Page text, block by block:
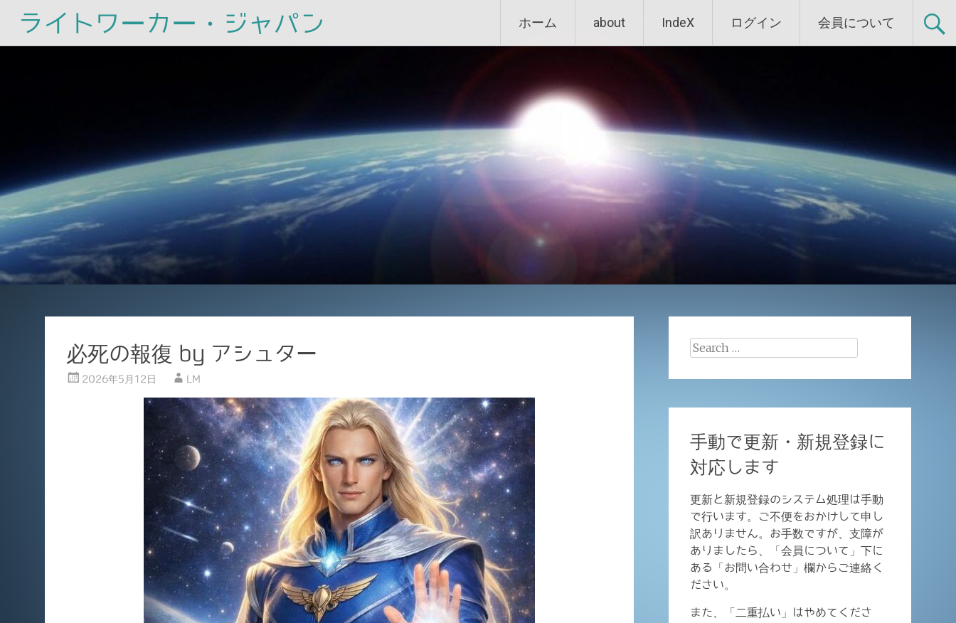
ライトワーカー・ジャパン
to
ホーム about IndeX ログイン 会員について
必死の報復 by アシュター
2026年5月12日 LM
Search
手動で更新・新規登録に
対応します
更新と新規登録のシステム処理は手動
で行います。ご不便をおかけして申し
訳ありません。お手数ですが、支障が
ありましたら、「会員について」下に
ある「お問い合わせ」欄からご連絡く
ださい。
また、「二重払い」はやめてくださ